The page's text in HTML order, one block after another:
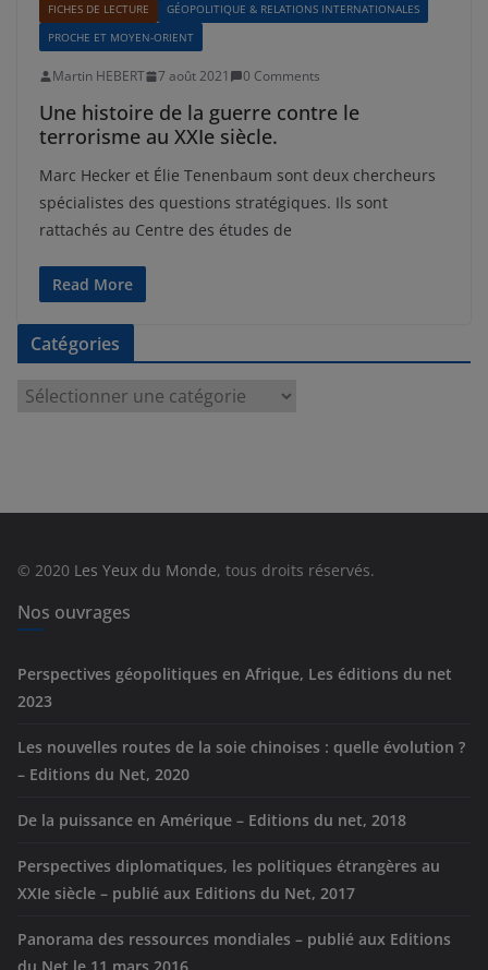
FICHES DE LECTURE
GÉOPOLITIQUE & RELATIONS INTERNATIONALES
PROCHE ET MOYEN-ORIENT
Martin HEBERT 7 août 2021 0 Comments
Une histoire de la guerre contre le
terrorisme au XXIe siècle.
Marc Hecker et Élie Tenenbaum sont deux chercheurs
spécialistes des questions stratégiques. Ils sont
rattachés au Centre des études de
Read More
Catégories
e
© 2020 Les Yeux du Monde, tous droits réservés.
Nos ouvrages
Perspectives géopolitiques en Afrique, Les éditions du net
2023
Les nouvelles routes de la soie chinoises : quelle évolution ?
– Editions du Net, 2020
De la puissance en Amérique – Editions du net, 2018
Perspectives diplomatiques, les politiques étrangères au
XXIe siècle – publié aux Editions du Net, 2017
Panorama des ressources mondiales – publié aux Editions